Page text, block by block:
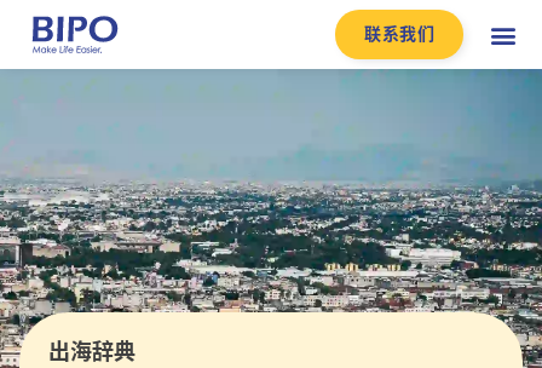
联系我们
出海辞典